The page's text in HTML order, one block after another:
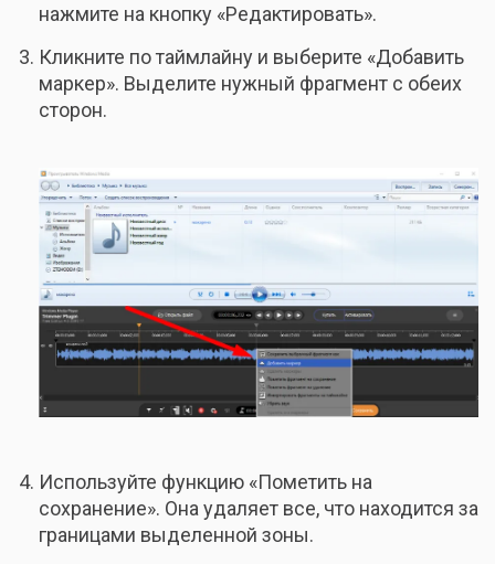
нажмите на кнопку «Редактировать».
Кликните по таймлайну и выберите «Добавить
маркер». Выделите нужный фрагмент с обеих
сторон.
Используйте функцию «Пометить на
сохранение». Она удаляет все, что находится за
границами выделенной зоны.